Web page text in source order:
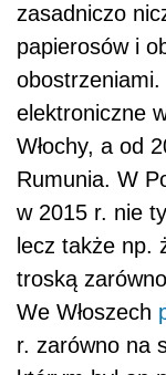
zasadniczo
papierosów i
obostrzeniami.
elektroniczne
Włochy, a od
Rumunia. W
w 2015 r. nie
lecz także np.
troską
We Włoszech
r. zarówno na